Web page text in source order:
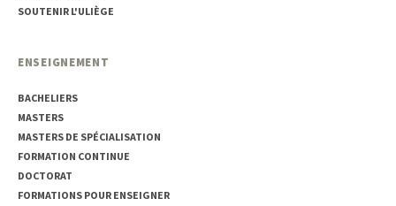
SOUTENIR L'ULIÈGE
ENSEIGNEMENT
BACHELIERS
MASTERS
MASTERS DE SPÉCIALISATION
FORMATION CONTINUE
DOCTORAT
FORMATIONS POUR ENSEIGNER